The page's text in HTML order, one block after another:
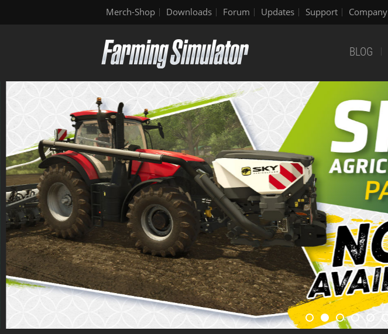
Merch-Shop Downloads Forum Updates Support Company
BLOG